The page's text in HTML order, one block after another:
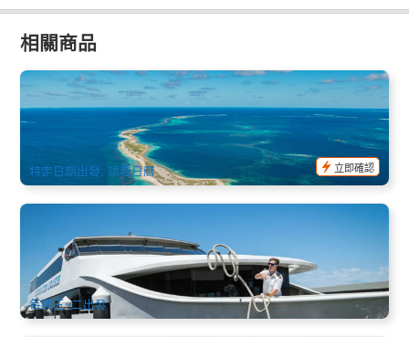
相關商品
終極上天下海 | 阿布羅霍斯群島(Abrolhos Island)+粉紅湖飛行
+西大堡礁浮潛 全日之旅(英文,卡爾巴里出發)
92 已預訂
600.00
PER09040
特定日期出發, 請看日曆
立即確認
(Fremantle)出發 (英文)
871 已預訂
AUD $ 64.00 $65.00
PER09206
每週五~二出發